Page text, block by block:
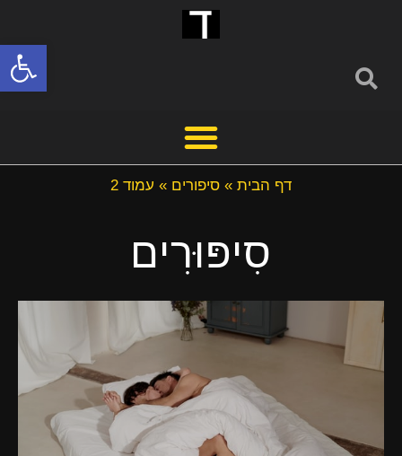
פתח
דף הבית » סיפורים » עמוד 2
סִיפּוּרִים